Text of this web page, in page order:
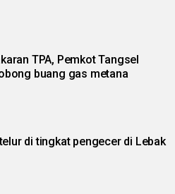
TPA, Pemkot Tangsel
buang gas metana
di tingkat pengecer di Lebak